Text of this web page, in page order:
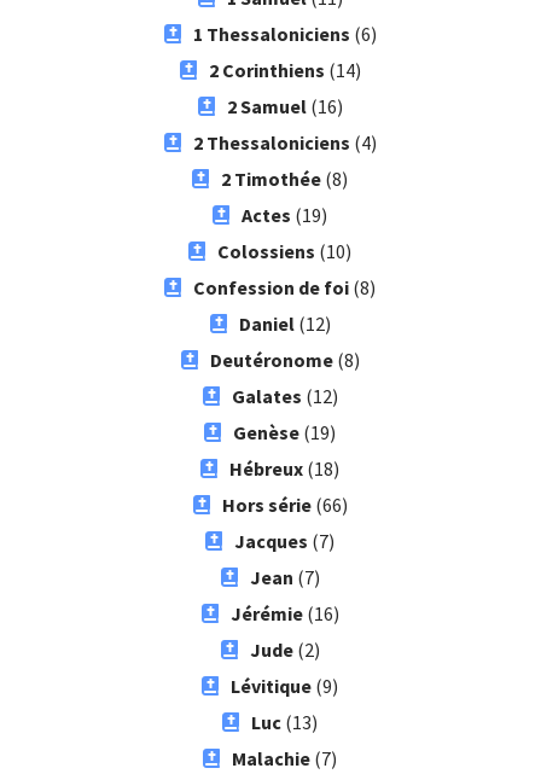
1 Thessaloniciens (6)
2 Corinthiens (14)
2 Samuel(16)
2 Thessaloniciens (4)
2 Timothée (8)
Actes (19)
Colossiens (10)
Confession de foi (8)
Daniel(12)
Deutéronome(8)
Galates (12)
Genèse (19)
Hébreux (18)
Hors série(66)
Jacques (7)
Jean (7)
Jérémie(16)
Jude(2)
Lévitique (9)
Luc (13)
Malachie (7)